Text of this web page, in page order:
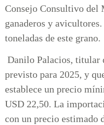
Consejo Consultivo del
ganaderos y
toneladas de este grano.
Danilo Palacios, titular
previsto para 2025, y
establece un precio
USD 22,50. La
con un precio estimado